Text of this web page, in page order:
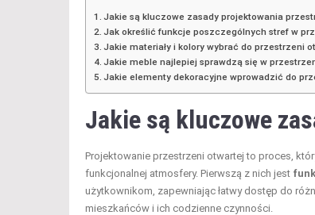
Jakie są kluczowe zasady projektowania
Jak określić funkcje poszczególnych stref w
Jakie materiały i kolory wybrać do przestrzeni
Jakie meble najlepiej sprawdzą się w
Jakie elementy dekoracyjne wprowadzić do
Jakie są kluczowe
Projektowanie przestrzeni otwartej to proces,
funkcjonalnej atmosfery. Pierwszą z nich jest
użytkownikom, zapewniając łatwy dostęp do
mieszkańców i ich codzienne czynności.